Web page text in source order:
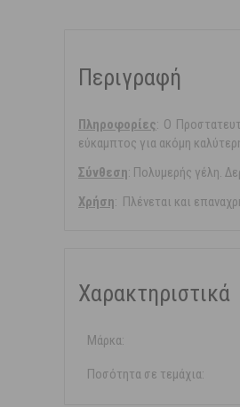
Περιγραφή
Πληροφορίες: O
εύκαμπτος για ακόμη
Σύνθεση: Πολυμερής γέλη.
Χρήση: Πλένεται και
Χαρακτηριστικά
Μάρκα:
Ποσότητα σε τεμάχια: